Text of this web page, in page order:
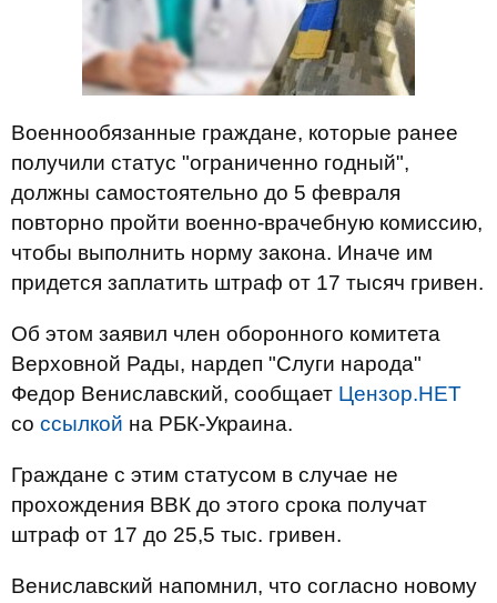
Военнообязанные граждане, которые ранее
получили статус "ограниченно годный",
должны самостоятельно до 5 февраля
повторно пройти военно-врачебную комиссию,
чтобы выполнить норму закона. Иначе им
придется заплатить штраф от 17 тысяч гривен.
Об этом заявил член оборонного комитета
Верховной Рады, нардеп "Слуги народа"
Федор Вениславский, сообщает Цензор.НЕТ
со ссылкой на РБК-Украина.
Граждане с этим статусом в случае не
прохождения ВВК до этого срока получат
штраф от 17 до 25,5 тыс. гривен.
Вениславский напомнил, что согласно новому